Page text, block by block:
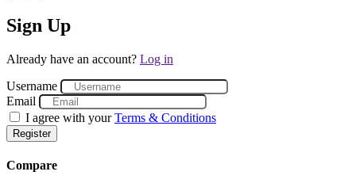
Sign Up
Already have an account? Log in
Username
Email
I agree with yourTerms & Conditions
Register
Compare